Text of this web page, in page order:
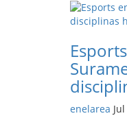
enelarea